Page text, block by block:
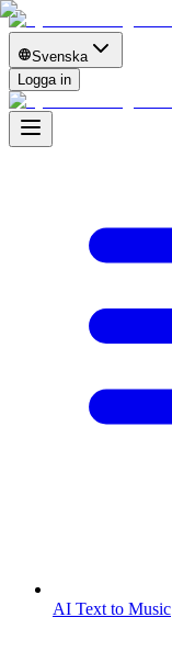
Svenska
Logga in
AI Text to Music